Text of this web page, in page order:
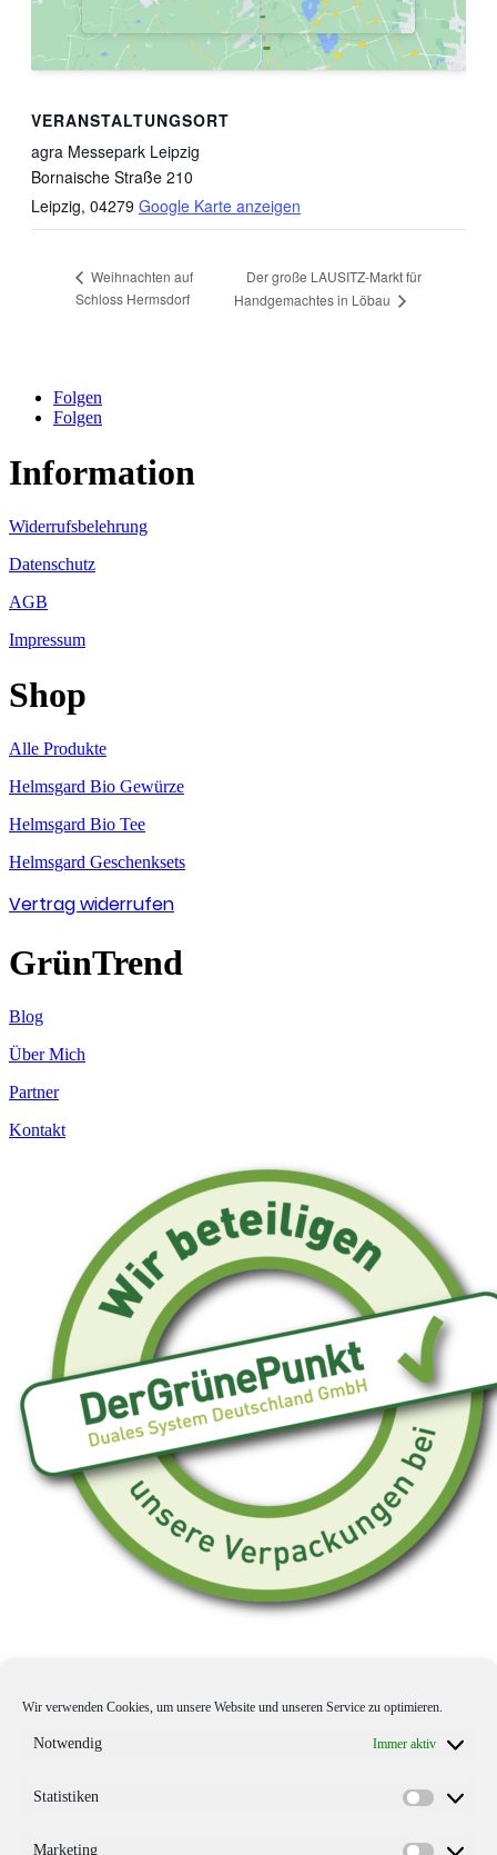
Wir verwenden Cookies, um unsere Website und unseren Service zu optimieren.
Notwendig Immer aktiv
Statistiken
Marketing
VERANSTALTUNGSORT
agra Messepark Leipzig
Bornaische Straße 210
Leipzig, 04279 Google Karte anzeigen
Weihnachten auf
Schloss Hermsdorf
Der große LAUSITZ-Markt für
Handgemachtes in Löbau
Folgen
Folgen
Information
Widerrufsbelehrung
Datenschutz
AGB
Impressum
Shop
Alle Produkte
Helmsgard Bio Gewürze
Helmsgard Bio Tee
Helmsgard Geschenksets
Vertrag widerrufen
GrünTrend
Blog
Über Mich
Partner
Kontakt